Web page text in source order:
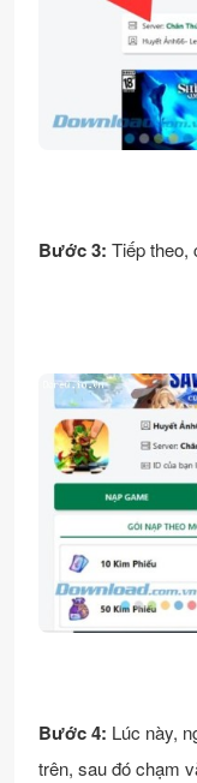
Bước 3: Tiếp theo,
Bước 4: Lúc này,
trên, sau đó chạm